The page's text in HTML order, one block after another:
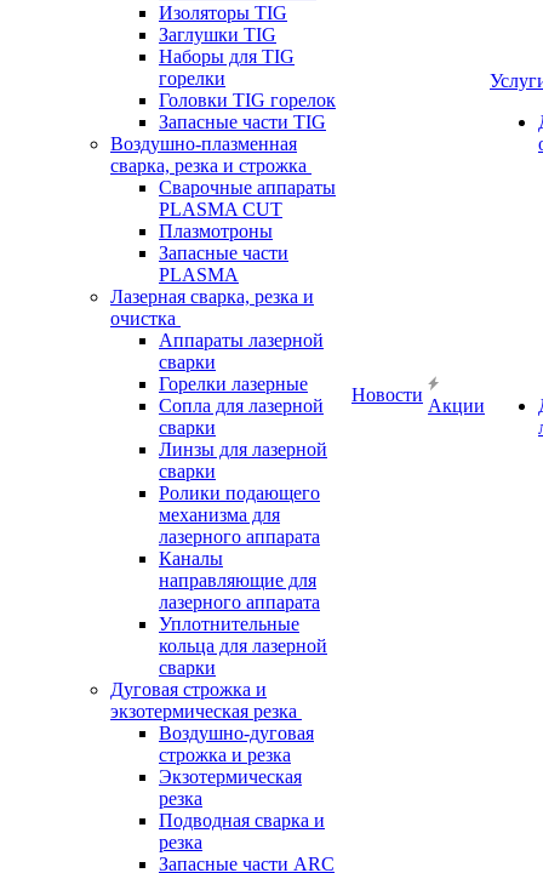
Изоляторы TIG
Заглушки TIG
Наборы для TIG
горелки
Головки TIG горелок
Запасные части TIG
Воздушно-плазменная
сварка, резка и строжка
Сварочные аппараты
PLASMA CUT
Плазмотроны
Запасные части
PLASMA
Лазерная сварка, резка и
очистка
Аппараты лазерной
сварки
Горелки лазерные
Сопла для лазерной
сварки
Линзы для лазерной
сварки
Ролики подающего
механизма для
лазерного аппарата
Каналы
направляющие для
лазерного аппарата
Уплотнительные
кольца для лазерной
сварки
Дуговая строжка и
экзотермическая резка
Воздушно-дуговая
строжка и резка
Экзотермическая
резка
Подводная сварка и
резка
Запасные части ARC
Новости
Акции